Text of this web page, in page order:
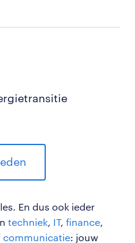
En dus ook ieder
techniek, IT, finance,
communicatie: jouw